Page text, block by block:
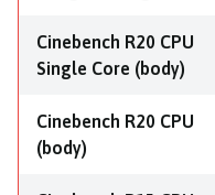
Cinebench R20 CPU
Single Core (body)
Cinebench R20 CPU
(body)